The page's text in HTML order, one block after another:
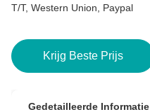
T/T, Western Union, Paypal
Krijg Beste Prijs
Gedetailleerde Informatie